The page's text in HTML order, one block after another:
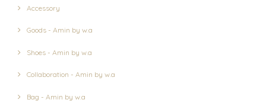
Accessory
Goods - Amin by w.a
Shoes - Amin by w.a
Collaboration - Amin by w.a
Bag - Amin by w.a